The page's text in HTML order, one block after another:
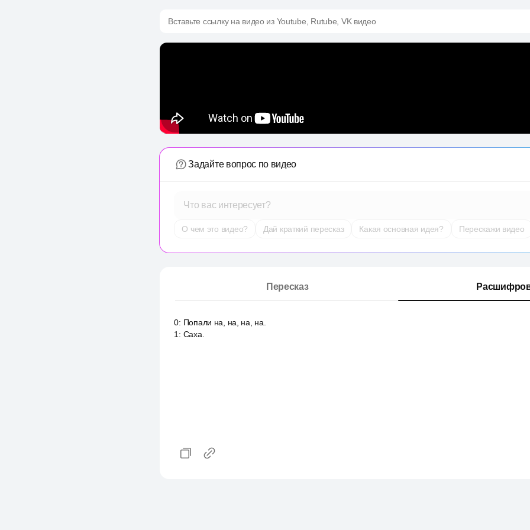
Вставьте ссылку на видео из Youtube, Rutube, VK видео
Задайте вопрос по видео
Что вас интересует?
О чем это видео? Дай краткий пересказ Какая основная идея? Перескажи видео
Пересказ
0: Попали на, на, на, на.
1 : Саха.